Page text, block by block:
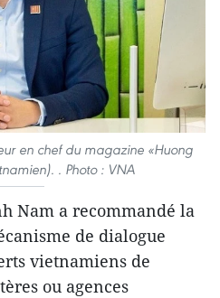
en chef du magazine «Huong
. Photo : VNA
Nam a recommandé la
de dialogue
vietnamiens de
ou agences